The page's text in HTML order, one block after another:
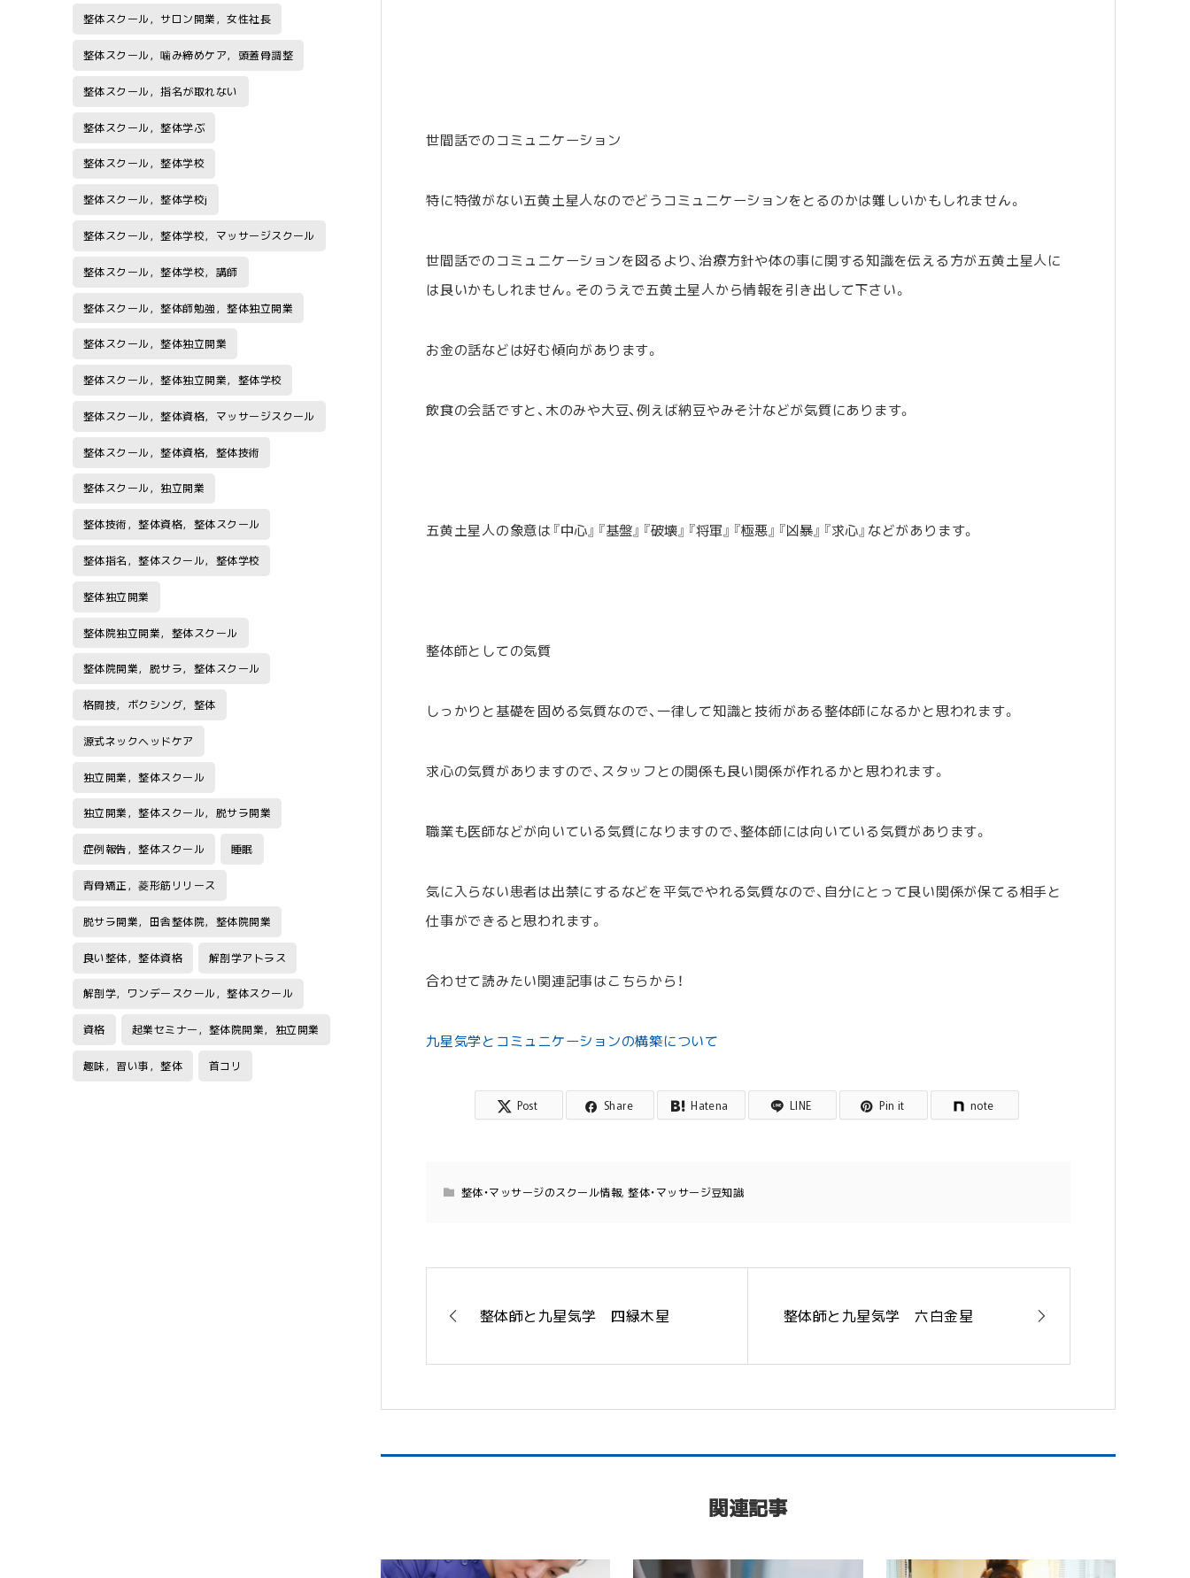
世間話でのコミュニケーション
特に特徴がない五黄土星人なのでどうコミュニケーションをとるのかは難しいかもしれません。
世間話でのコミュニケーションを図るより、治療方針や体の事に関する知識を伝える方が五黄土星人に
は良いかもしれません。そのうえで五黄土星人から情報を引き出して下さい。
お金の話などは好む傾向があります。
飲食の会話ですと、木のみや大豆、例えば納豆やみそ汁などが気質にあります。
五黄土星人の象意は『中心』『基盤』『破壊』『将軍』『極悪』『凶暴』『求心』などがあります。
整体師としての気質
しっかりと基礎を固める気質なので、一律して知識と技術がある整体師になるかと思われます。
求心の気質がありますので、スタッフとの関係も良い関係が作れるかと思われます。
職業も医師などが向いている気質になりますので、整体師には向いている気質があります。
気に入らない患者は出禁にするなどを平気でやれる気質なので、自分にとって良い関係が保てる相手と
仕事ができると思われます。
合わせて読みたい関連記事はこちらから！
九星気学とコミュニケーションの構築について
Post Share Hatena LINE Pin it note
整体・マッサージのスクール情報,整体・マッサージ豆知識
整体師と九星気学 四緑木星 整体師と九星気学 六白金星
関連記事
整体スクール，サロン開業，女性社長
整体スクール，噛み締めケア，頭蓋骨調整
整体スクール，指名が取れない
整体スクール，整体学ぶ
整体スクール，整体学校
整体スクール，整体学校j
整体スクール，整体学校，マッサージスクール
整体スクール，整体学校，講師
整体スクール，整体師勉強，整体独立開業
整体スクール，整体独立開業
整体スクール，整体独立開業，整体学校
整体スクール，整体資格，マッサージスクール
整体スクール，整体資格，整体技術
整体スクール，独立開業
整体技術，整体資格，整体スクール
整体指名，整体スクール，整体学校
整体独立開業
整体院独立開業，整体スクール
整体院開業，脱サラ，整体スクール
格闘技，ボクシング，整体
源式ネックヘッドケア
独立開業，整体スクール
独立開業，整体スクール，脱サラ開業
症例報告，整体スクール 睡眠
背骨矯正，菱形筋リリース
脱サラ開業，田舎整体院，整体院開業
良い整体，整体資格 解剖学アトラス
解剖学，ワンデースクール，整体スクール
資格 起業セミナー，整体院開業，独立開業
趣味，習い事，整体 首コリ